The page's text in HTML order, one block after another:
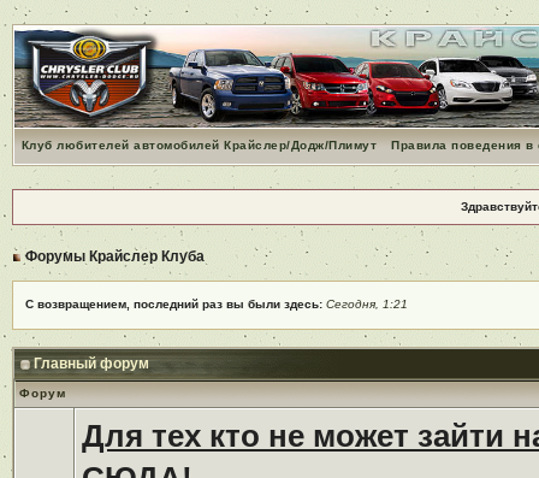
Клуб любителей автомобилей Крайслер/Додж/Плимут Правила поведения
Форумы Крайслер Клуба
С возвращением, последний раз вы были здесь: Сегодня, 1:21
Главный форум
Форум
Для тех кто не может зайти